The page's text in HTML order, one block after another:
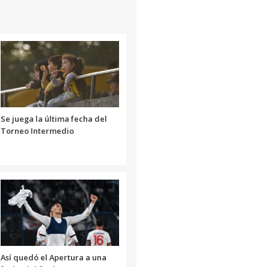
Se juega la última fecha del
Torneo Intermedio
Así quedó el Apertura a una